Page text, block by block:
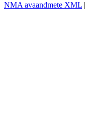
NMA avaandmete XML |